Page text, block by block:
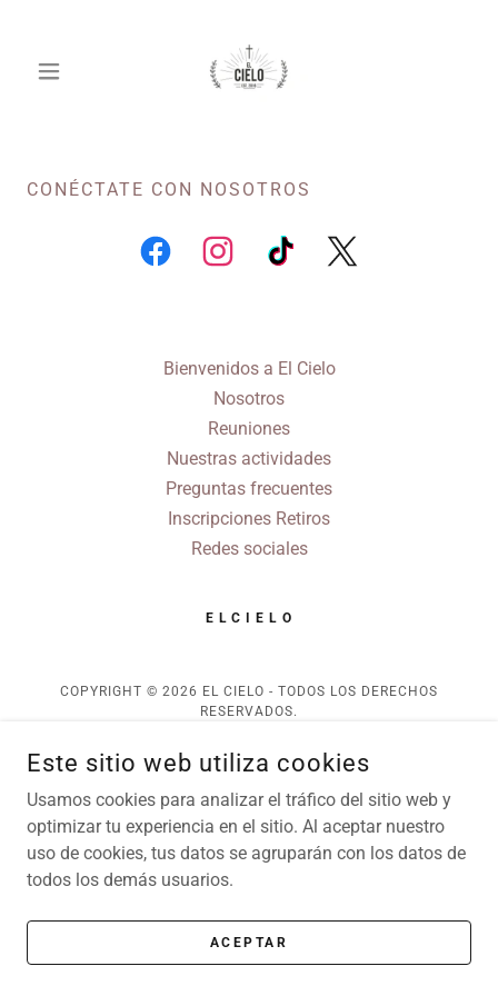
CONÉCTATE CON NOSOTROS
Bienvenidos a El Cielo
Nosotros
Reuniones
Nuestras actividades
Preguntas frecuentes
Inscripciones Retiros
Redes sociales
E L C I E L O
COPYRIGHT © 2026 EL CIELO - TODOS LOS DERECHOS
RESERVADOS.
Este sitio web utiliza cookies
Usamos cookies para analizar el tráfico del sitio web y
optimizar tu experiencia en el sitio. Al aceptar nuestro
uso de cookies, tus datos se agruparán con los datos de
todos los demás usuarios.
ACEPTAR